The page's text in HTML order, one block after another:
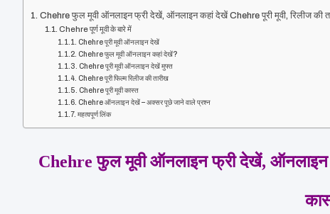
Chehre फुल मूवी ऑनलाइन फ्री देखें, ऑनलाइन कहां देखें Chehre पूरी मूवी, रिलीज की
Chehre पूर्ण मूवी के बारे में
Chehre पूरी मूवी ऑनलाइन देखें
Chehre फुल मूवी ऑनलाइन कहां देखें?
Chehre पूरी मूवी ऑनलाइन देखें मुफ्त
Chehre पूरी फिल्म रिलीज की तारीख
Chehre पूरी मूवी कास्त
Chehre ऑनलाइन देखें – अक्सर पूछे जाने वाले प्रश्न
महत्वपूर्ण लिंक
Chehre फुल मूवी ऑनलाइन फ्री देखें, ऑनलाइन